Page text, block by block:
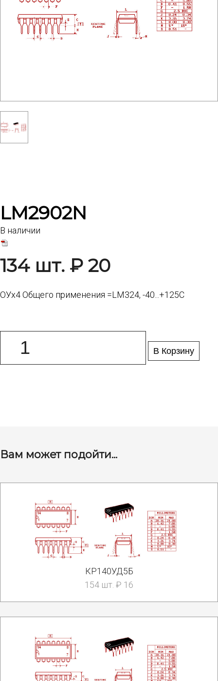
LM2902N
В наличии
134 шт. ₽ 20
ОУх4 Общего применения =LM324, -40...+125С
В Корзину
Вам может подойти...
КР140УД5Б
154 шт. ₽ 16